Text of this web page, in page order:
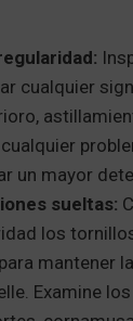
cualquier
un mayor
sueltas:
los
mantener
Examine